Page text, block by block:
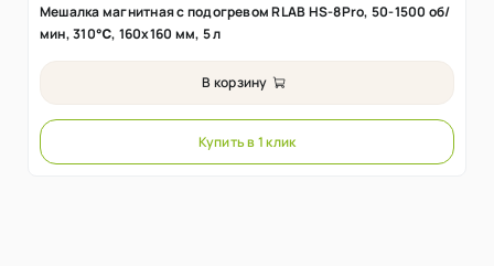
Мешалка магнитная с подогревом RLAB HS-8Pro, 50-1500 об/
мин, 310℃, 160х160 мм, 5 л
В корзину
Купить в 1 клик